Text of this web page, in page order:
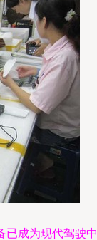
已成为现代驾驶中